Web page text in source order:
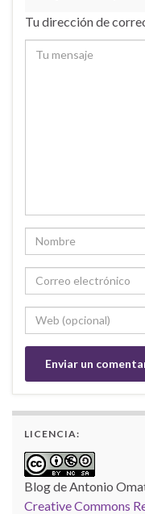
Tu dirección de
LICENCIA:
Blog de Antonio
Creative Commons